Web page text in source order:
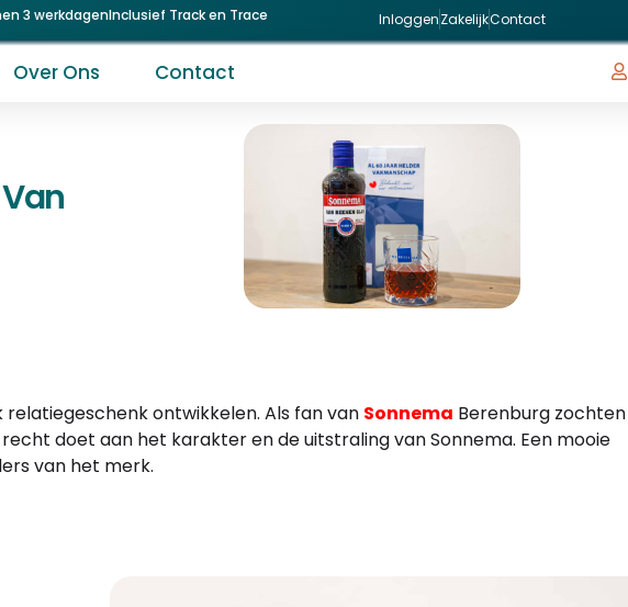
3 werkdagenInclusief Track en Trace InloggenZakelijkContact
Over Ons Contact
ontwikkelen. Als fan van Sonnema Berenburg zochten
doet aan het karakter en de uitstraling van Sonnema. Een mooie
van het merk.